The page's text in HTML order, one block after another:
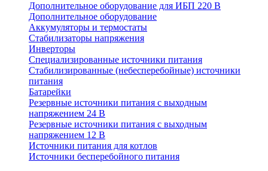
Дополнительное оборудование для ИБП 220 В
Дополнительное оборудование
Аккумуляторы и термостаты
Стабилизаторы напряжения
Инверторы
Специализированные источники питания
Стабилизированные (небесперебойные) источники
питания
Батарейки
Резервные источники питания с выходным
напряжением 24 В
Резервные источники питания с выходным
напряжением 12 В
Источники питания для котлов
Источники бесперебойного питания